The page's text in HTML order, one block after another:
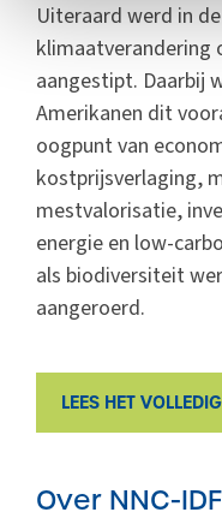
Uiteraard werd in
klimaatverandering
aangestipt. Daarbij
Amerikanen dit
oogpunt van
kostprijsverlaging,
mestvalorisatie,
energie en low-
als biodiversiteit
aangeroerd.
LEES HET
Over NNC-IDF